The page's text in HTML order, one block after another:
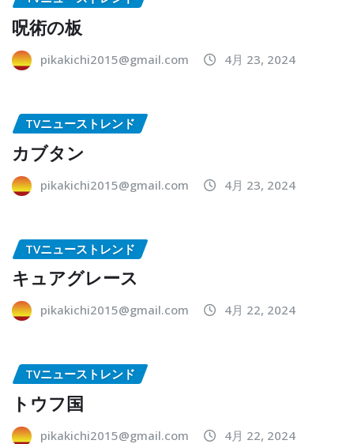
呪術の板
pikakichi2015@gmail.com 4月 23, 2024
TVニューストレンド
カブタン
pikakichi2015@gmail.com 4月 23, 2024
TVニューストレンド
キュアグレース
pikakichi2015@gmail.com 4月 22, 2024
TVニューストレンド
トウフ国
pikakichi2015@gmail.com 4月 22, 2024